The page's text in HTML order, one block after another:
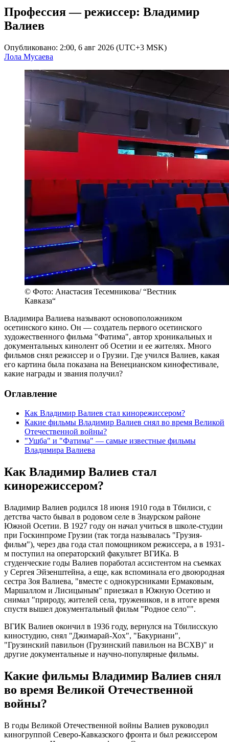
Профессия — режиссер: Владимир
Валиев
Опубликовано: 2:00, 6 авг 2026 (UTC+3 MSK)
Лола Мусаева
© Фото: Анастасия Тесемникова/ “Вестник
Кавказа“
Владимира Валиева называют основоположником
осетинского кино. Он — создатель первого осетинского
художественного фильма "Фатима", автор хроникальных и
документальных кинолент об Осетии и ее жителях. Много
фильмов снял режиссер и о Грузии. Где учился Валиев, какая
его картина была показана на Венецианском кинофестивале,
какие награды и звания получил?
Оглавление
Как Владимир Валиев стал кинорежиссером?
Какие фильмы Владимир Валиев снял во время Великой
Отечественной войны?
"Ушба" и "Фатима" — самые известные фильмы
Владимира Валиева
Как Владимир Валиев стал
кинорежиссером?
Владимир Валиев родился 18 июня 1910 года в Тбилиси, с
детства часто бывал в родовом селе в Знаурском районе
Южной Осетии. В 1927 году он начал учиться в школе-студии
при Госкинпроме Грузии (так тогда называлась "Грузия-
фильм"), через два года стал помощником режиссера, а в 1931-
м поступил на операторский факультет ВГИКа. В
студенческие годы Валиев поработал ассистентом на съемках
у Сергея Эйзенштейна, а еще, как вспоминала его двоюродная
сестра Зоя Валиева, "вместе с однокурсниками Ермаковым,
Маршаллом и Лисицыным" приезжал в Южную Осетию и
снимал "природу, жителей села, тружеников, и в итоге время
спустя вышел документальный фильм "Родное село"".
ВГИК Валиев окончил в 1936 году, вернулся на Тбилисскую
киностудию, снял "Джимарай-Хох", "Бакуриани",
"Грузинский павильон (Грузинский павильон на ВСХВ)" и
другие документальные и научно-популярные фильмы.
Какие фильмы Владимир Валиев снял
во время Великой Отечественной
войны?
В годы Великой Отечественной войны Валиев руководил
киногруппой Северо-Кавказского фронта и был режиссером